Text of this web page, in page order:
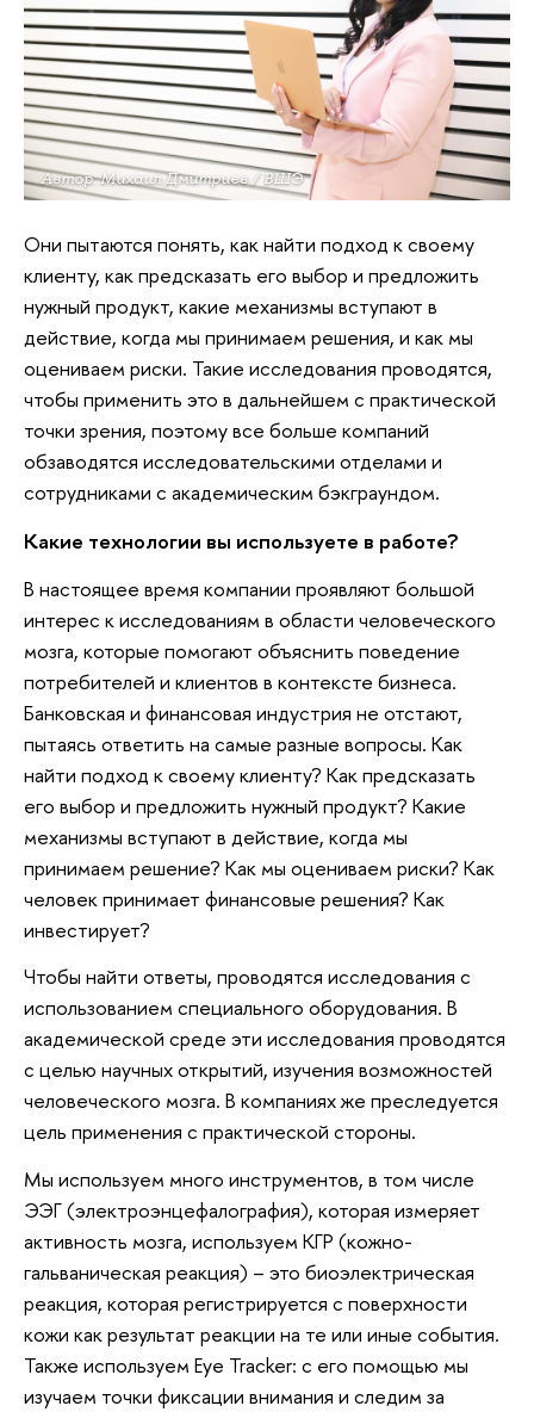
Автор: Михаил Дмитриев / ВШЭ
Они пытаются понять, как найти подход к своему
клиенту, как предсказать его выбор и предложить
нужный продукт, какие механизмы вступают в
действие, когда мы принимаем решения, и как мы
оцениваем риски. Такие исследования проводятся,
чтобы применить это в дальнейшем с практической
точки зрения, поэтому все больше компаний
обзаводятся исследовательскими отделами и
сотрудниками с академическим бэкграундом.
Какие технологии вы используете в работе?
В настоящее время компании проявляют большой
интерес к исследованиям в области человеческого
мозга, которые помогают объяснить поведение
потребителей и клиентов в контексте бизнеса.
Банковская и финансовая индустрия не отстают,
пытаясь ответить на самые разные вопросы. Как
найти подход к своему клиенту? Как предсказать
его выбор и предложить нужный продукт? Какие
механизмы вступают в действие, когда мы
принимаем решение? Как мы оцениваем риски? Как
человек принимает финансовые решения? Как
инвестирует?
Чтобы найти ответы, проводятся исследования с
использованием специального оборудования. В
академической среде эти исследования проводятся
с целью научных открытий, изучения возможностей
человеческого мозга. В компаниях же преследуется
цель применения с практической стороны.
Мы используем много инструментов, в том числе
ЭЭГ (электроэнцефалография), которая измеряет
активность мозга, используем КГР (кожно-
гальваническая реакция) – это биоэлектрическая
реакция, которая регистрируется с поверхности
кожи как результат реакции на те или иные события.
Также используем Eye Tracker: с его помощью мы
изучаем точки фиксации внимания и следим за